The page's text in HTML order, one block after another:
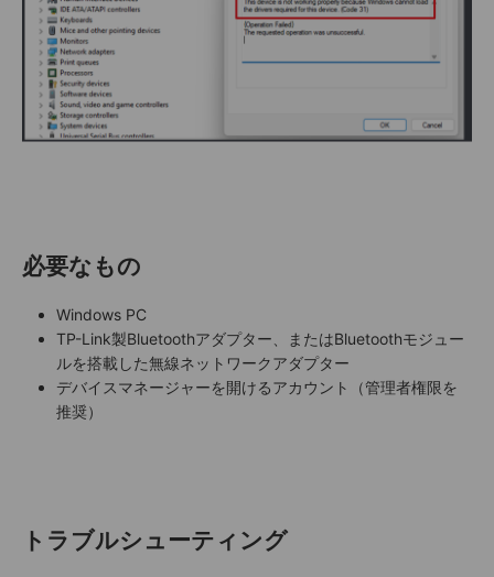
必要なもの
Windows PC
TP-Link製Bluetoothアダプター、またはBluetoothモジュー
ルを搭載した無線ネットワークアダプター
デバイスマネージャーを開けるアカウント（管理者権限を
推奨）
トラブルシューティング